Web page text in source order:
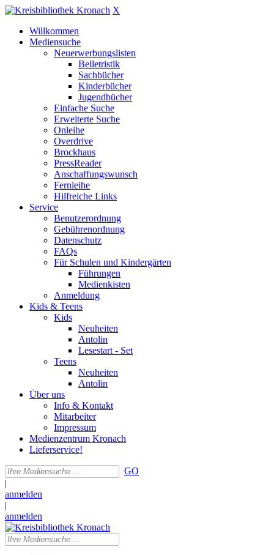
X
Willkommen
Mediensuche
Neuerwerbungslisten
Belletristik
Sachbücher
Kinderbücher
Jugendbücher
Einfache Suche
Erweiterte Suche
Onleihe
Overdrive
Brockhaus
PressReader
Anschaffungswunsch
Fernleihe
Hilfreiche Links
Service
Benutzerordnung
Gebührenordnung
Datenschutz
FAQs
Für Schulen und Kindergärten
Führungen
Medienkisten
Anmeldung
Kids & Teens
Kids
Neuheiten
Antolin
Lesestart - Set
Teens
Neuheiten
Antolin
Über uns
Info & Kontakt
Mitarbeiter
Impressum
Medienzentrum Kronach
Lieferservice!
GO
|
anmelden
|
anmelden